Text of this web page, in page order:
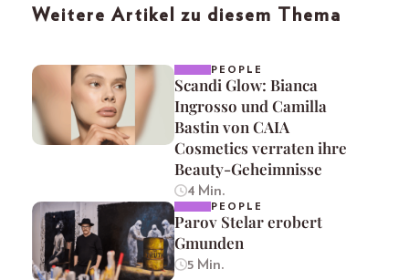
Weitere Artikel zu diesem Thema
PEOPLE
Scandi Glow: Bianca
Ingrosso und Camilla
Bastin von CAIA
Cosmetics verraten ihre
Beauty-Geheimnisse
4 Min.
PEOPLE
Parov Stelar erobert
Gmunden
5 Min.